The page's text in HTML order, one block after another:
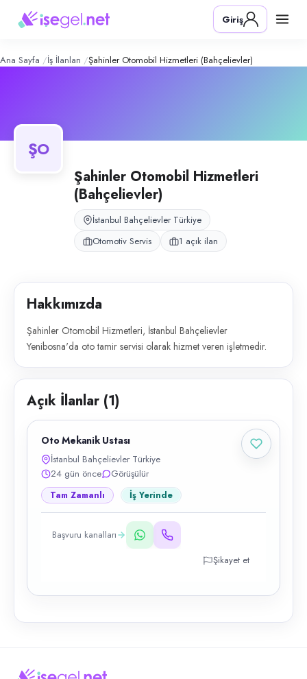
Otomobil Hizmetleri
Konum:
Şahinler Otomobil Hizmetleri, İstanbul Bahçelievler Yenibosna'da oto
Giriş
Ana Sayfa İş İlanları Şahinler Otomobil Hizmetleri (Bahçelievler)
ŞO
Şahinler Otomobil Hizmetleri
(Bahçelievler)
İstanbul Bahçelievler Türkiye
Otomotiv Servis
1 açık ilan
Hakkımızda
Şahinler Otomobil Hizmetleri, İstanbul Bahçelievler
Yenibosna'da oto tamir servisi olarak hizmet veren işletmedir.
Açık İlanlar (1)
Oto Mekanik Ustası
İstanbul Bahçelievler Türkiye
24 gün önce
Görüşülür
Tam Zamanlı İş Yerinde
Başvuru kanalları
Şikayet et